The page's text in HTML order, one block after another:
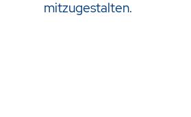
mitzugestalten.